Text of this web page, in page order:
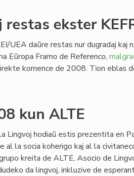
restas ekster
UEA daŭre restas nur dugradaj kaj
Eŭropa Framo de Referenco,
komence de 2008. Tion eblas
kun ALTE
Lingvoj hodiaŭ estis prezentita en
la socia koherigo kaj al la
kreita de ALTE, Asocio de
da lingvoj, inkluzive de